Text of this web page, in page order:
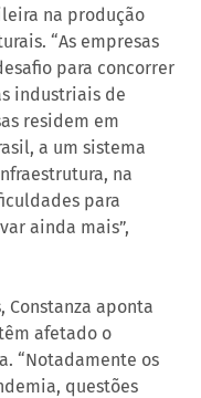
na produção
“As empresas
para concorrer
industriais de
residem em
a um sistema
na
para
ainda mais”,
Constanza aponta
afetado o
“Notadamente os
questões